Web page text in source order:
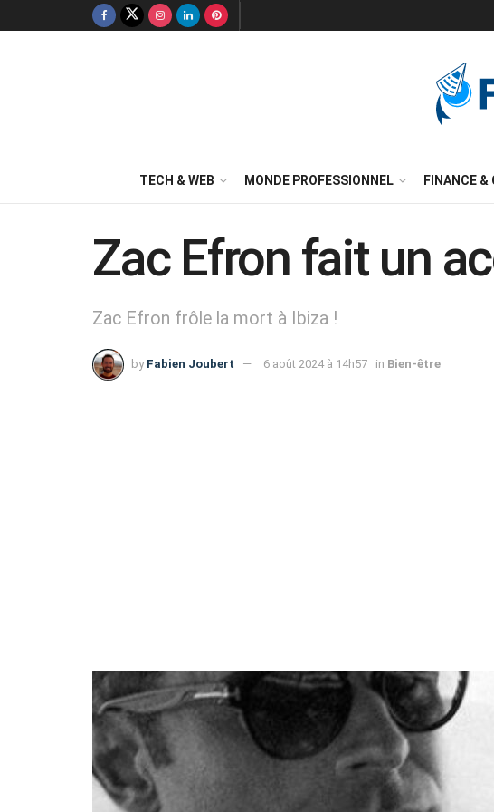
TECH & WEB MONDE PROFESSIONNEL FINANCE &
Zac Efron fait un
Zac Efron frôle la mort à Ibiza !
by Fabien Joubert 6 août 2024 à 14h57 in Bien-être